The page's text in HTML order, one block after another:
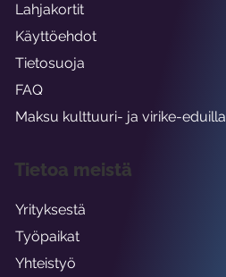
Lahjakortit
Käyttöehdot
Tietosuoja
FAQ
Maksu kulttuuri- ja virike-eduilla
Tietoa meistä
Yrityksestä
Työpaikat
Yhteistyö